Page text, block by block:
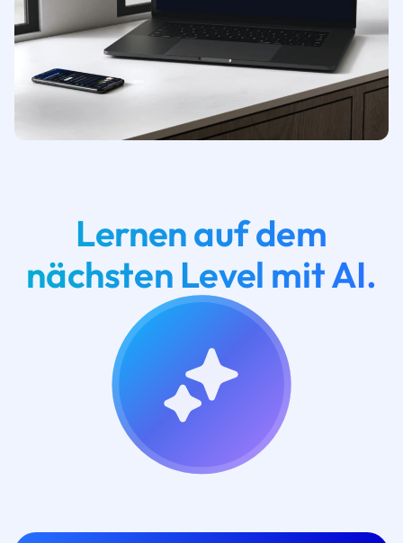
Lernen auf dem
nächsten Level mit AI.